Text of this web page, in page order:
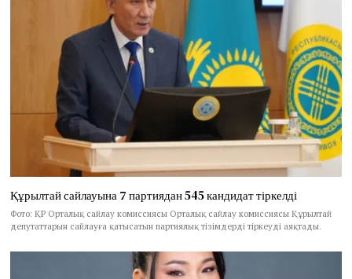
Құрылтай сайлауына 7 партиядан 545 кандидат тіркелді
Фото: ҚР Орталық сайлау комиссиясы Орталық сайлау комиссиясы Құрылтай
депутаттарын сайлауға қатысатын партиялық тізімдерді тіркеуді аяқтады.